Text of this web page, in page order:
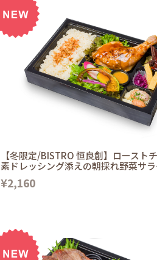
【冬限定/BISTRO 恒良創】ロースト
素ドレッシング添えの朝採れ野菜サ
¥2,160